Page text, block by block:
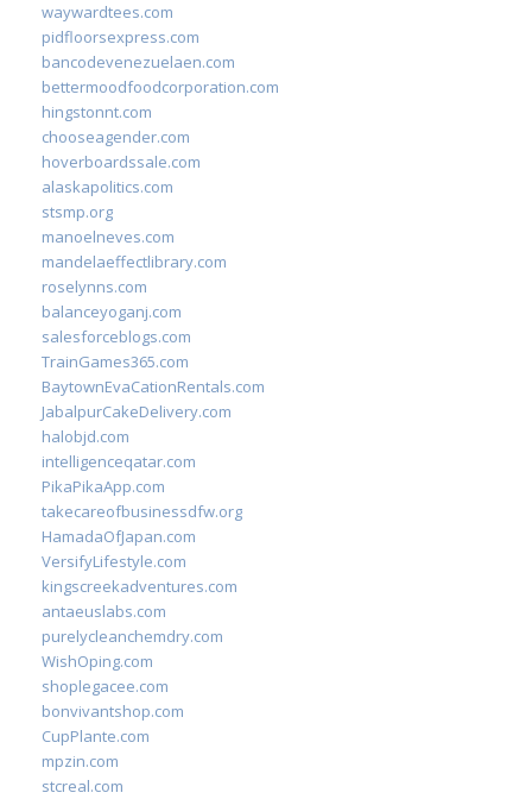
waywardtees.com
pidfloorsexpress.com
bancodevenezuelaen.com
bettermoodfoodcorporation.com
hingstonnt.com
chooseagender.com
hoverboardssale.com
alaskapolitics.com
stsmp.org
manoelneves.com
mandelaeffectlibrary.com
roselynns.com
balanceyoganj.com
salesforceblogs.com
TrainGames365.com
BaytownEvaCationRentals.com
JabalpurCakeDelivery.com
halobjd.com
intelligenceqatar.com
PikaPikaApp.com
takecareofbusinessdfw.org
HamadaOfJapan.com
VersifyLifestyle.com
kingscreekadventures.com
antaeuslabs.com
purelycleanchemdry.com
WishOping.com
shoplegacee.com
bonvivantshop.com
CupPlante.com
mpzin.com
stcreal.com